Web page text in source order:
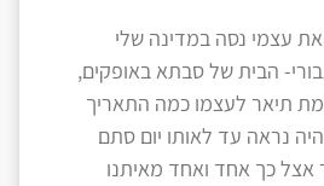
עצמי נסה במדינה שלי
הבית של סבתא באופקים,
תיאר לעצמו כמה התאריך
נראה עד לאותו יום סתם
אצל כך אחד ואחד מאיתנו